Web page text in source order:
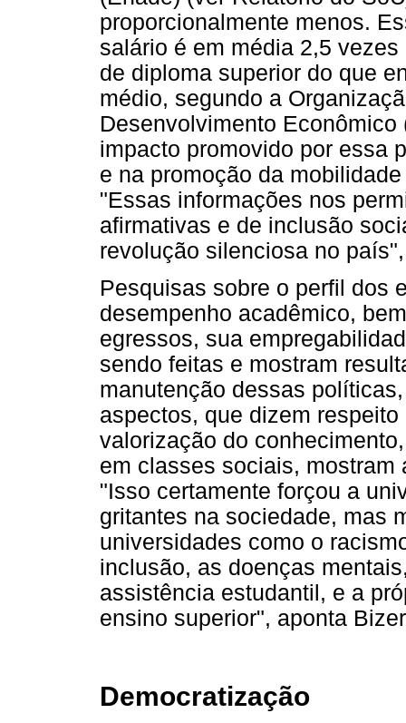
proporcionalmente menos.
salário é em média 2,5
de diploma superior do que
médio, segundo a
Desenvolvimento
impacto promovido por essa
e na promoção da
"Essas informações nos
afirmativas e de inclusão
revolução silenciosa no
Pesquisas sobre o perfil dos
desempenho acadêmico,
egressos, sua
sendo feitas e mostram
manutenção dessas
aspectos, que dizem
valorização do
em classes sociais,
"Isso certamente forçou a
gritantes na sociedade, mas
universidades como o
inclusão, as doenças
assistência estudantil, e a
ensino superior", aponta
Democratização